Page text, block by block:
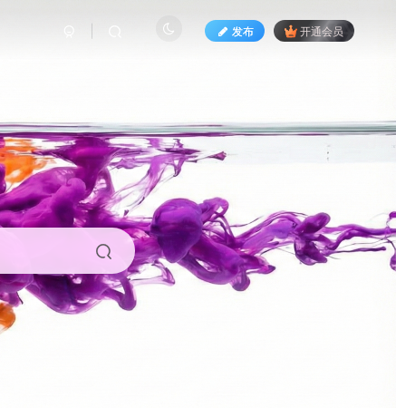
发布 开通会员